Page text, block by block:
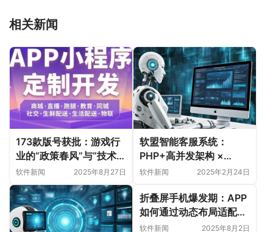
相关新闻
173款版号获批：游戏行
业的“政策春风”与“技术革
命”
软件新闻 2025年8月27日
软盟智能客服系统：
PHP+高并发架构 ×
DeepSeek AI，重新定义
软件新闻 2025年2月24日
折叠屏手机爆发期：APP
如何通过动态布局适配大
屏生态？
软件新闻 2025年8月2日